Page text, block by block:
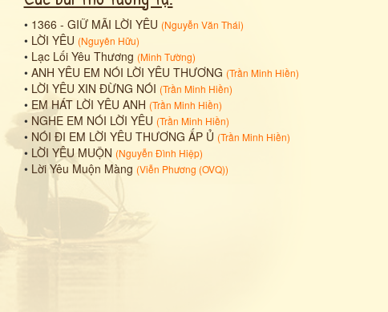
• 1366 - GIỮ MÃI LỜI YÊU (Nguyễn Văn Thái)
• LỜI YÊU (Nguyên Hữu)
• Lạc Lối Yêu Thương (Minh Tường)
• ANH YÊU EM NÓI LỜI YÊU THƯƠNG (Trần Minh Hiền)
• LỜI YÊU XIN ĐỪNG NÓI (Trần Minh Hiền)
• EM HÁT LỜI YÊU ANH (Trần Minh Hiền)
• NGHE EM NÓI LỜI YÊU (Trần Minh Hiền)
• NÓI ĐI EM LỜI YÊU THƯƠNG ẤP Ủ (Trần Minh Hiền)
• LỜI YÊU MUỘN (Nguyễn Đình Hiệp)
• Lời Yêu Muộn Màng (Viễn Phương (OVQ))